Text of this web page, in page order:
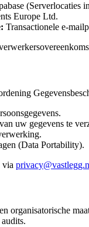
(Serverlocaties
Europe Ltd.
Transactionele e-
uw gegevens te
(Data Portability).
via
organisatorische